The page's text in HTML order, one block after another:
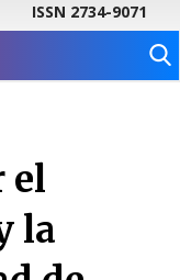
ISSN 2734-9071
el
la